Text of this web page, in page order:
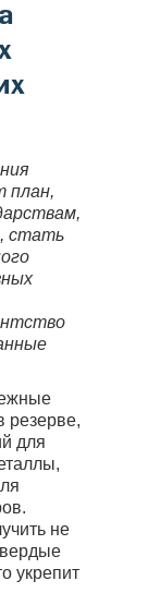
план,
стать
резерве,
для
не
укрепит